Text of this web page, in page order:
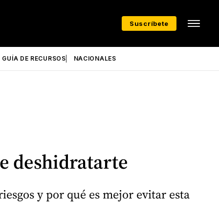
Suscríbete
GUÍA DE RECURSOS NACIONALES
deshidratarte
y por qué es mejor evitar esta